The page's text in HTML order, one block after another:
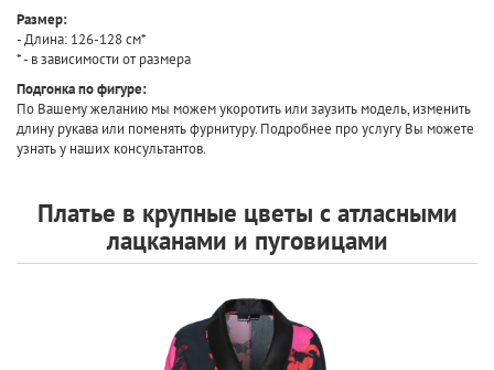
Размер:
- Длина: 126-128 см*
* - в зависимости от размера
Подгонка по фигуре:
По Вашему желанию мы можем укоротить или заузить модель, изменить
длину рукава или поменять фурнитуру. Подробнее про услугу Вы можете
узнать у наших консультантов.
Платье в крупные цветы с атласными
лацканами и пуговицами